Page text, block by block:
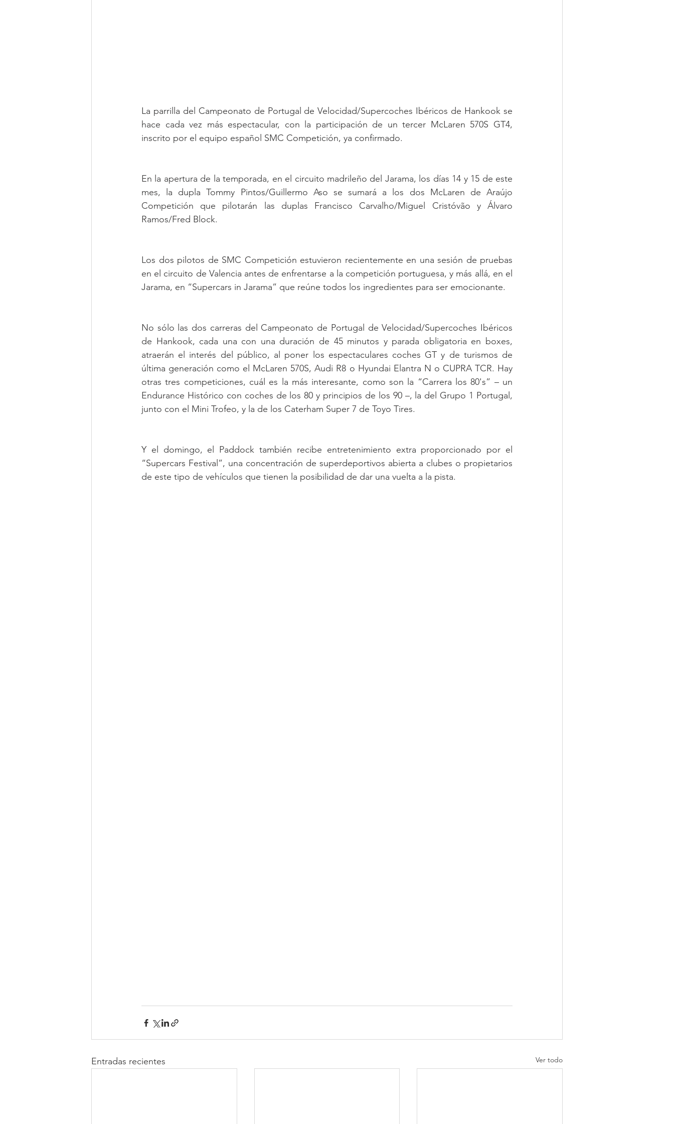
La parrilla del Campeonato de Portugal de Velocidad/Supercoches Ibéricos de Hankook se
hace cada vez más espectacular, con la participación de un tercer McLaren 570S GT4,
inscrito por el equipo español SMC Competición, ya confirmado.
En la apertura de la temporada, en el circuito madrileño del Jarama, los días 14 y 15 de este
mes, la dupla Tommy Pintos/Guillermo Aso se sumará a los dos McLaren de Araújo
Competición que pilotarán las duplas Francisco Carvalho/Miguel Cristóvão y Álvaro
Ramos/Fred Block.
Los dos pilotos de SMC Competición estuvieron recientemente en una sesión de pruebas
en el circuito de Valencia antes de enfrentarse a la competición portuguesa, y más allá, en el
Jarama, en “Supercars in Jarama” que reúne todos los ingredientes para ser emocionante.
No sólo las dos carreras del Campeonato de Portugal de Velocidad/Supercoches Ibéricos
de Hankook, cada una con una duración de 45 minutos y parada obligatoria en boxes,
atraerán el interés del público, al poner los espectaculares coches GT y de turismos de
última generación como el McLaren 570S, Audi R8 o Hyundai Elantra N o CUPRA TCR. Hay
otras tres competiciones, cuál es la más interesante, como son la “Carrera los 80's” – un
Endurance Histórico con coches de los 80 y principios de los 90 –, la del Grupo 1 Portugal,
junto con el Mini Trofeo, y la de los Caterham Super 7 de Toyo Tires.
Y el domingo, el Paddock también recibe entretenimiento extra proporcionado por el
“Supercars Festival”, una concentración de superdeportivos abierta a clubes o propietarios
de este tipo de vehículos que tienen la posibilidad de dar una vuelta a la pista.
Entradas recientes Ver todo